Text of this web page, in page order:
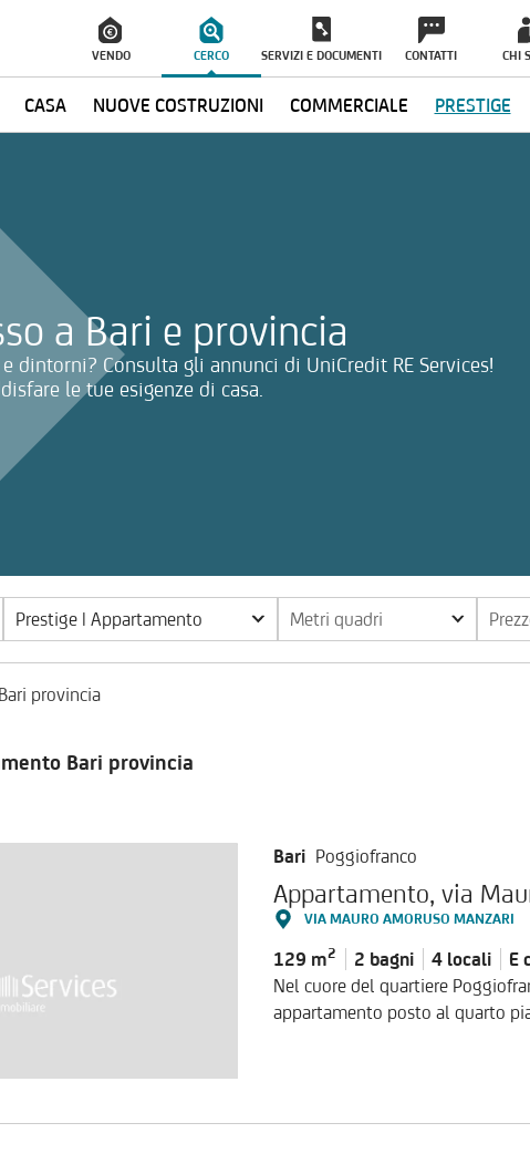
VENDO CERCO
CASA NUOVE COSTRUZIONI COMMERCIALE PRESTIGE
SERVIZI E DOCUMENTI CONTATTI CHI
a Bari e provincia
dintorni? Consulta gli annunci di UniCredit RE Services!
le tue esigenze di casa.
delle informazioni
Prestige | Appartamento Metri quadri
provincia
Bari provincia
Bari Poggiofranco
VIA MAURO AMORUSO MANZARI
129 m2 2 bagni 4 locali E
Nel cuore del quartiere
appartamento posto al quarto
manutentivo. Al suo interno, è
sono dotate di ampi infissi che